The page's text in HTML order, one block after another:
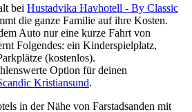
bei Hustadvika Havhotell - By Classic
die ganze Familie auf ihre Kosten.
Auto nur eine kurze Fahrt von
Folgendes: ein Kinderspielplatz,
(kostenlos).
Option für deinen
Kristiansund.
in der Nähe von Farstadsanden mit